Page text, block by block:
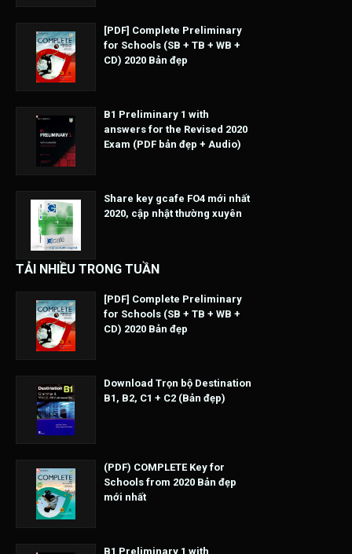
[PDF] Complete Preliminary
for Schools (SB + TB + WB +
CD) 2020 Bản đẹp
B1 Preliminary 1 with
answers for the Revised 2020
Exam (PDF bản đẹp + Audio)
Share key gcafe FO4 mới nhất
2020, cập nhật thường xuyên
TẢI NHIỀU TRONG TUẦN
[PDF] Complete Preliminary
for Schools (SB + TB + WB +
CD) 2020 Bản đẹp
Download Trọn bộ Destination
B1, B2, C1 + C2 (Bản đẹp)
(PDF) COMPLETE Key for
Schools from 2020 Bản đẹp
mới nhất
B1 Preliminary 1 with